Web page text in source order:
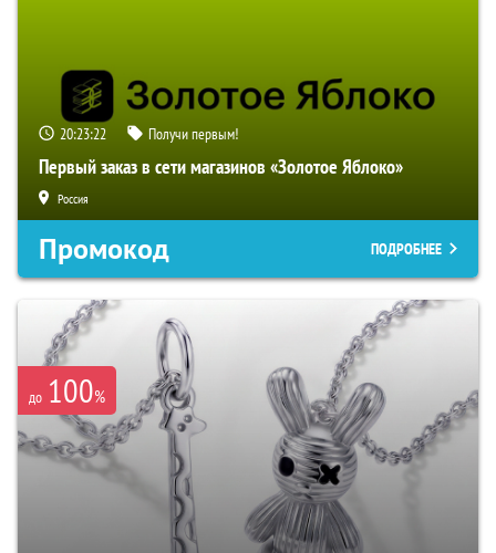
20:23:21 Получи первым!
Первый заказ в сети магазинов «Золотое Яблоко»
Россия
Промокод ПОДРОБНЕЕ
до 100%